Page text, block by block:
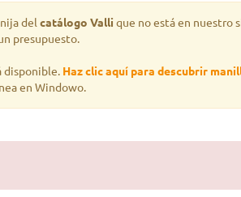
del catálogo Valli que no está en nuestro
presupuesto.
disponible. Haz clic aquí para descubrir
en Windowo.